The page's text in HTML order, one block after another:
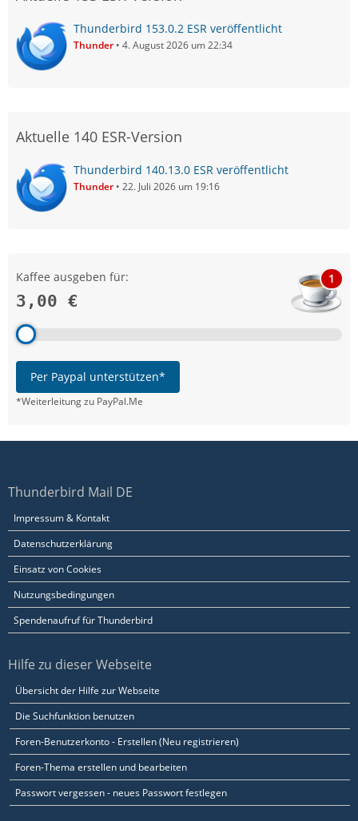
Thunderbird 153.0.2 ESR veröffentlicht
Thunder 4. August 2026 um 22:34
Aktuelle 140 ESR-Version
Thunderbird 140.13.0 ESR veröffentlicht
Thunder 22. Juli 2026 um 19:16
Kaffee ausgeben für:
3,00 €
1
Per Paypal unterstützen*
*Weiterleitung zu PayPal.Me
Thunderbird Mail DE
Impressum & Kontakt
Datenschutzerklärung
Einsatz von Cookies
Nutzungsbedingungen
Spendenaufruf für Thunderbird
Hilfe zu dieser Webseite
Übersicht der Hilfe zur Webseite
Die Suchfunktion benutzen
Foren-Benutzerkonto - Erstellen (Neu registrieren)
Foren-Thema erstellen und bearbeiten
Passwort vergessen - neues Passwort festlegen